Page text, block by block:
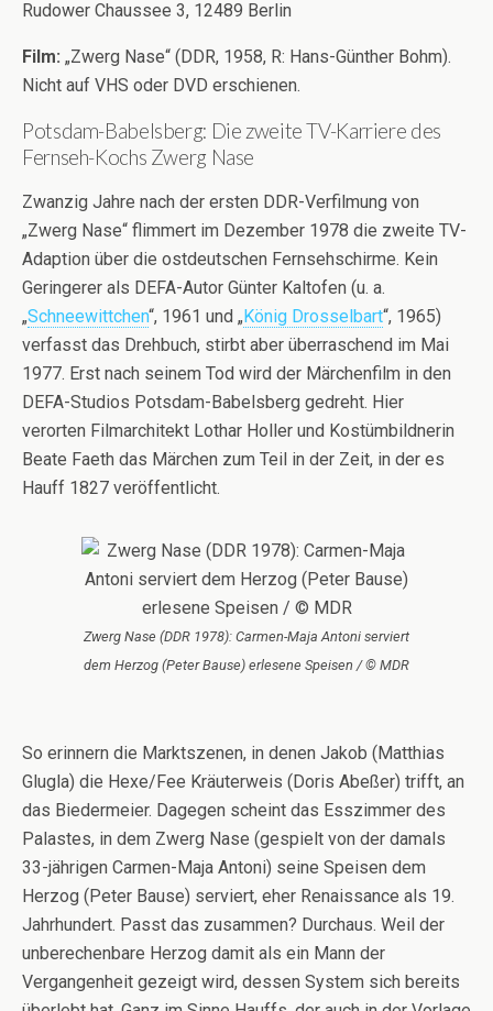
Rudower Chaussee 3, 12489 Berlin
Film: „Zwerg Nase“ (DDR, 1958, R: Hans-Günther Bohm).
Nicht auf VHS oder DVD erschienen.
Potsdam-Babelsberg: Die zweite TV-Karriere des
Fernseh-Kochs Zwerg Nase
Zwanzig Jahre nach der ersten DDR-Verfilmung von
„Zwerg Nase“ flimmert im Dezember 1978 die zweite TV-
Adaption über die ostdeutschen Fernsehschirme. Kein
Geringerer als DEFA-Autor Günter Kaltofen (u. a.
„Schneewittchen“, 1961 und „König Drosselbart“, 1965)
verfasst das Drehbuch, stirbt aber überraschend im Mai
1977. Erst nach seinem Tod wird der Märchenfilm in den
DEFA-Studios Potsdam-Babelsberg gedreht. Hier
verorten Filmarchitekt Lothar Holler und Kostümbildnerin
Beate Faeth das Märchen zum Teil in der Zeit, in der es
Hauff 1827 veröffentlicht.
Zwerg Nase (DDR 1978): Carmen-Maja Antoni serviert
dem Herzog (Peter Bause) erlesene Speisen / © MDR
So erinnern die Marktszenen, in denen Jakob (Matthias
Glugla) die Hexe/Fee Kräuterweis (Doris Abeßer) trifft, an
das Biedermeier. Dagegen scheint das Esszimmer des
Palastes, in dem Zwerg Nase (gespielt von der damals
33-jährigen Carmen-Maja Antoni) seine Speisen dem
Herzog (Peter Bause) serviert, eher Renaissance als 19.
Jahrhundert. Passt das zusammen? Durchaus. Weil der
unberechenbare Herzog damit als ein Mann der
Vergangenheit gezeigt wird, dessen System sich bereits